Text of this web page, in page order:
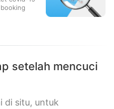
setelah mencuci
di situ, untuk